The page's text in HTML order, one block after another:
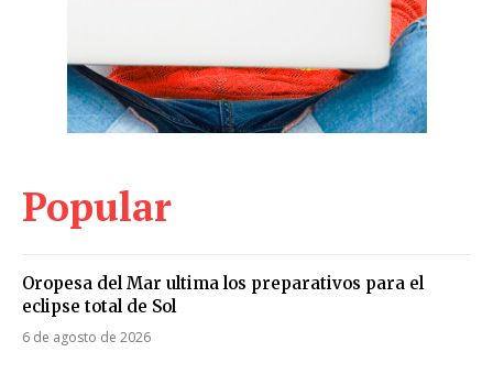
Popular
Oropesa del Mar ultima los preparativos para el
eclipse total de Sol
6 de agosto de 2026